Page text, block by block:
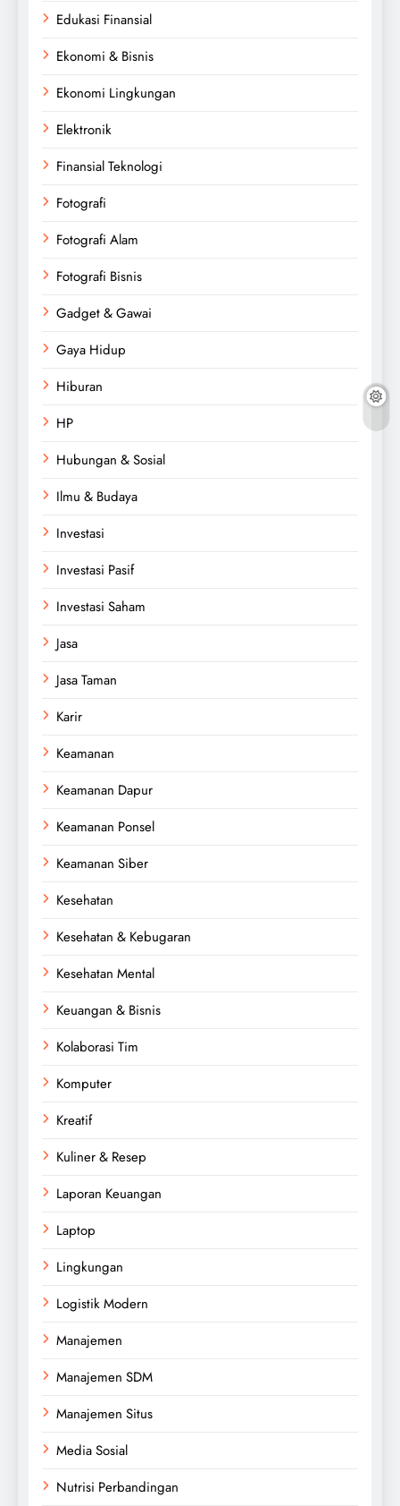
Edukasi Finansial
Ekonomi & Bisnis
Ekonomi Lingkungan
Elektronik
Finansial Teknologi
Fotografi
Fotografi Alam
Fotografi Bisnis
Gadget & Gawai
Gaya Hidup
Hiburan
HP
Hubungan & Sosial
Ilmu & Budaya
Investasi
Investasi Pasif
Investasi Saham
Jasa
Jasa Taman
Karir
Keamanan
Keamanan Dapur
Keamanan Ponsel
Keamanan Siber
Kesehatan
Kesehatan & Kebugaran
Kesehatan Mental
Keuangan & Bisnis
Kolaborasi Tim
Komputer
Kreatif
Kuliner & Resep
Laporan Keuangan
Laptop
Lingkungan
Logistik Modern
Manajemen
Manajemen SDM
Manajemen Situs
Media Sosial
Nutrisi Perbandingan